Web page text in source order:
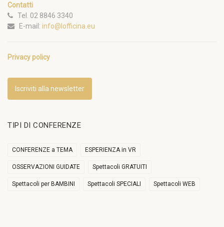
Contatti
Tel. 02 8846 3340
E-mail: info@lofficina.eu
Privacy policy
Iscriviti alla newsletter
TIPI DI CONFERENZE
CONFERENZE a TEMA ESPERIENZA in VR
OSSERVAZIONI GUIDATE Spettacoli GRATUITI
Spettacoli per BAMBINI Spettacoli SPECIALI Spettacoli WEB